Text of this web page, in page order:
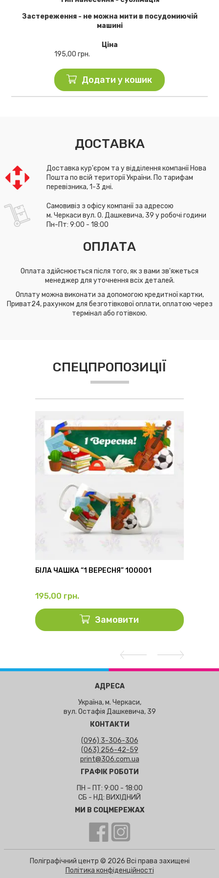
Застереження - не можна мити в посудомиючій
машині
Ціна
195,00 грн.
Додати у кошик
ДОСТАВКА
Доставка кур'єром та у відділення компанії Нова
Пошта по всій території України. По тарифам
перевізника, 1-3 дні.
Самовивіз з офісу компанії за адресою
м. Черкаси вул. О. Дашкевича, 39 у робочі години
Пн-Пт: 9:00 - 18:00
ОПЛАТА
Оплата здійснюється після того, як з вами зв'яжеться
менеджер для уточнення всіх деталей.
Оплату можна виконати за допомогою кредитної картки,
Приват24, рахунком для безготівкової оплати, оплатою через
термінал або готівкою.
СПЕЦПРОПОЗИЦІЇ
БІЛА ЧАШКА “1 ВЕРЕСНЯ” 100001
195,00 грн.
Замовити
АДРЕСА
Україна, м. Черкаси,
вул. Остафія Дашкевича, 39
КОНТАКТИ
(096) 3-306-306
(063) 256-42-59
print@306.com.ua
ГРАФІК РОБОТИ
ПН – ПТ: 9:00 - 18:00
СБ - НД: ВИХІДНИЙ
МИ В СОЦМЕРЕЖАХ
Поліграфічний центр © 2026 Всі права захищені
Політика конфіденційності